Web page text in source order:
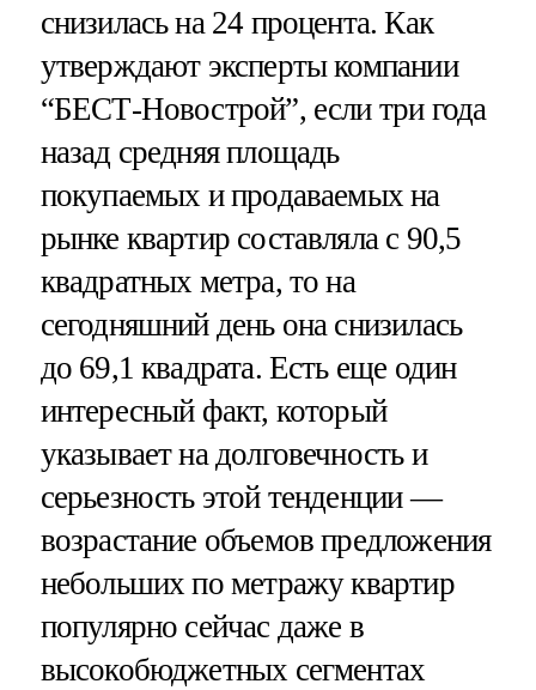
снизилась на 24 процента. Как
утверждают эксперты компании
“БЕСТ-Новострой”, если три года
назад средняя площадь
покупаемых и продаваемых на
рынке квартир составляла с 90,5
квадратных метра, то на
сегодняшний день она снизилась
до 69,1 квадрата. Есть еще один
интересный факт, который
указывает на долговечность и
серьезность этой тенденции —
возрастание объемов предложения
небольших по метражу квартир
популярно сейчас даже в
высокобюджетных сегментах